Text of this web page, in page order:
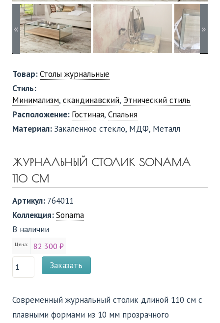
« »
Товар:Столы журнальные
Стиль:
Минимализм, скандинавский, Этнический стиль
Расположение: Гостиная, Спальня
Материал: Закаленное стекло, МДФ, Металл
ЖУРНАЛЬНЫЙ СТОЛИК SONAMA
110 СМ
Артикул: 764011
Коллекция:Sonama
В наличии
Цена: 82 300 ₽
Заказать
Современный журнальный столик длиной 110 см с
плавными формами из 10 мм прозрачного